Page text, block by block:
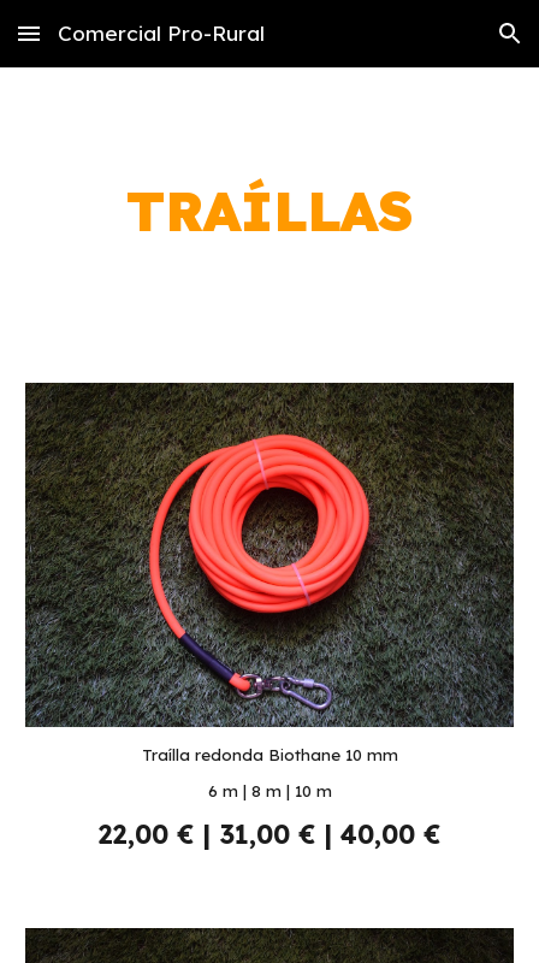
Skip to main content Skip to navigation
Comercial Pro-Rural
TRAÍLLAS
Traílla redonda Biothane 10 mm
6 m | 8 m | 10 m
22,00 € | 31,00 € | 40,00 €